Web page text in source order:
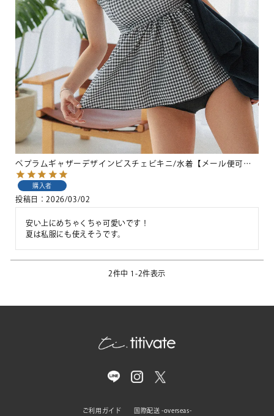
ペプラムギャザーデザインビスチェビキニ/水着【メール便可／100】
購入者
投稿日 2026/03/02
安い上にめちゃくちゃ可愛いです！
夏は私服にも使えそうです。
2件中 1 -2件表示
ご利用ガイド 国際配送 -overseas-